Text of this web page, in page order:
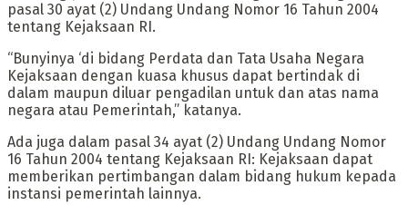
pasal 30 ayat (2) Undang Undang Nomor 16 Tahun 2004
tentang Kejaksaan RI.
“Bunyinya ‘di bidang Perdata dan Tata Usaha Negara
Kejaksaan dengan kuasa khusus dapat bertindak di
dalam maupun diluar pengadilan untuk dan atas nama
negara atau Pemerintah,” katanya.
Ada juga dalam pasal 34 ayat (2) Undang Undang Nomor
16 Tahun 2004 tentang Kejaksaan RI: Kejaksaan dapat
memberikan pertimbangan dalam bidang hukum kepada
instansi pemerintah lainnya.